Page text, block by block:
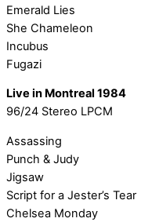
Emerald Lies
She Chameleon
Incubus
Fugazi
Live in Montreal 1984
96/24 Stereo LPCM
Assassing
Punch & Judy
Jigsaw
Script for a Jester’s Tear
Chelsea Monday